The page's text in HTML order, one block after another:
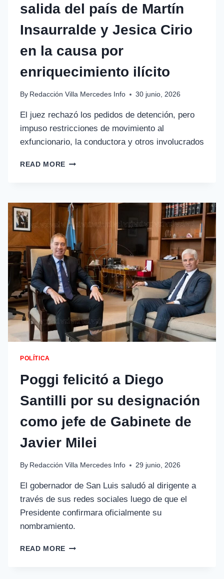
salida del país de Martín
Insaurralde y Jesica Cirio
en la causa por
enriquecimiento ilícito
By Redacción Villa Mercedes Info 30 junio, 2026
El juez rechazó los pedidos de detención, pero
impuso restricciones de movimiento al
exfuncionario, la conductora y otros involucrados
READ MORE
POLÍTICA
Poggi felicitó a Diego
Santilli por su designación
como jefe de Gabinete de
Javier Milei
By Redacción Villa Mercedes Info 29 junio, 2026
El gobernador de San Luis saludó al dirigente a
través de sus redes sociales luego de que el
Presidente confirmara oficialmente su
nombramiento.
READ MORE